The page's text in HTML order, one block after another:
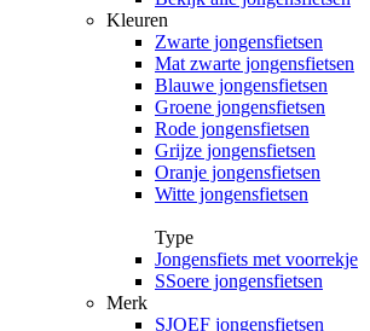
Kleuren
Zwarte jongensfietsen
Mat zwarte jongensfietsen
Blauwe jongensfietsen
Groene jongensfietsen
Rode jongensfietsen
Grijze jongensfietsen
Oranje jongensfietsen
Witte jongensfietsen
Type
Jongensfiets met voorrekje
SSoere jongensfietsen
Merk
SJOEF jongensfietsen